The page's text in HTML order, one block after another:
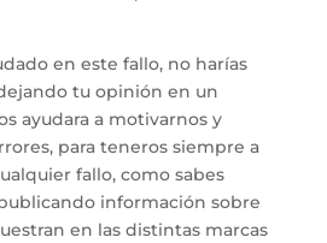
en este fallo, no harías
tu opinión en un
ayudara a motivarnos y
para teneros siempre a
fallo, como sabes
información sobre
en las distintas marcas